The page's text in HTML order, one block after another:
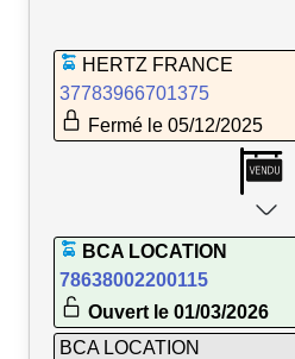
HERTZ FRANCE
37783966701375
Fermé le 05/12/2025
BCA LOCATION
78638002200115
Ouvert le 01/03/2026
BCA LOCATION